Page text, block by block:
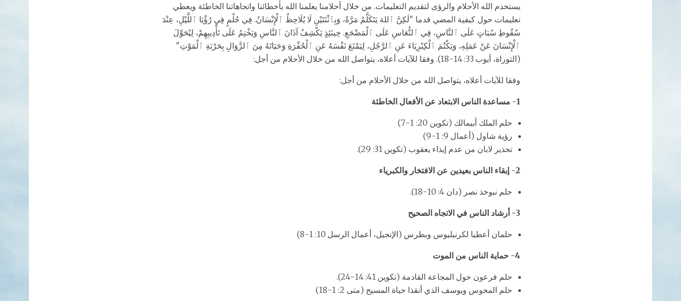
يستخدم الله الأحلام والرؤى لتقديم التعليمات. من خلال أحلامنا يعلمنا الله بأخطائنا واتجاهاتنا الخاطئة ويعطي
تعليمات حول كيفية المضي قدما "لَكِنَّ ٱللهَ يَتَكَلَّمُ مَرَّةً، وَبِٱثْنَتَيْنِ لَا يُلَاحِظُ ٱلْإِنْسَانُ. فِي حُلْمٍ فِي رُؤْيَا ٱللَّيْلِ، عِنْدَ
سُقُوطِ سُبَاتٍ عَلَى ٱلنَّاسِ، فِي ٱلنُّعَاسِ عَلَى ٱلْمَضْجَعِ. حِينَئِذٍ يَكْشِفُ آذَانَ ٱلنَّاسِ وَيَخْتِمُ عَلَى تَأْدِيبِهِمْ، لِيُحَوِّلَ
ٱلْإِنْسَانَ عَنْ عَمَلِهِ، وَيَكْتُمَ ٱلْكِبْرِيَاءَ عَنِ ٱلرَّجُلِ، لِيَمْنَعَ نَفْسَهُ عَنِ ٱلْحُفْرَةِ وَحَيَاتَهُ مِنَ ٱلزَّوَالِ بِحَرْبَةِ ٱلْمَوْتِ"
(التوراة، أيوب 33: 14-18). وفقا للآيات أعلاه، يتواصل الله من خلال الأحلام من أجل:
وفقا للآيات أعلاه، يتواصل الله من خلال الأحلام من أجل:
1- مساعدة الناس الابتعاد عن الأفعال الخاطئة
حلم الملك أبيمالك (تكوين 20: 1-7)
رؤية شاول (أعمال 9: 1-9)
تحذير لابان من عدم إيذاء يعقوب (تكوين 31: 29).
2- إبقاء الناس بعيدين عن الافتخار والكبرياء
حلم نبوخذ نصر (دان 4: 10-18).
3- أرشاد الناس في الاتجاه الصحيح
حلمان أعطيا لكرنيليوس وبطرس (الإنجيل، أعمال الرسل 10: 1-8)
4- حماية الناس من الموت
حلم فرعون حول المجاعة القادمة (تكوين 41: 14-24).
حلم المجوس ويوسف الذي أنقذا حياة المسيح (متى 2: 1-18)